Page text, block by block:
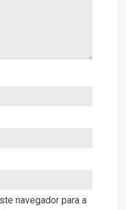
navegador para a